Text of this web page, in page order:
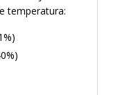
temperatura: